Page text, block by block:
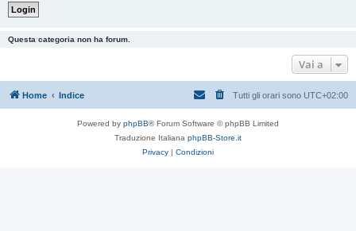
Questa categoria non ha forum.
Vai a
Home Indice Tutti gli orari sono UTC+02:00
Powered by phpBB® Forum Software © phpBB Limited
Traduzione Italiana phpBB-Store.it
Privacy | Condizioni